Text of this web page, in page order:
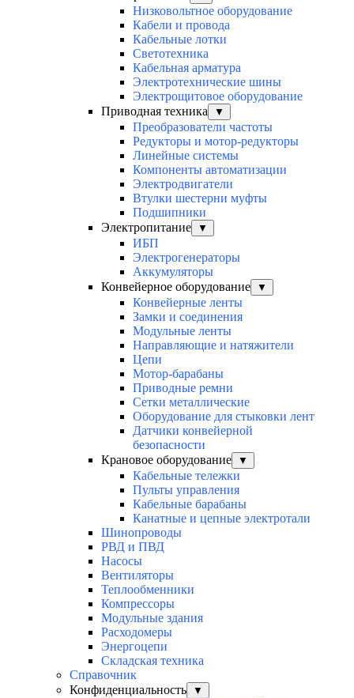
Низковольтное оборудование
Кабели и провода
Кабельные лотки
Светотехника
Кабельная арматура
Электротехнические шины
Электрощитовое оборудование
Приводная техника
▼
Преобразователи частоты
Редукторы и мотор-редукторы
Линейные системы
Компоненты автоматизации
Электродвигатели
Втулки шестерни муфты
Подшипники
Электропитание
▼
ИБП
Электрогенераторы
Аккумуляторы
Конвейерное оборудование
▼
Конвейерные ленты
Замки и соединения
Модульные ленты
Направляющие и натяжители
Цепи
Мотор-барабаны
Приводные ремни
Сетки металлические
Оборудование для стыковки лент
Датчики конвейерной
безопасности
Крановое оборудование
▼
Кабельные тележки
Пульты управления
Кабельные барабаны
Канатные и цепные электротали
Шинопроводы
РВД и ПВД
Насосы
Вентиляторы
Теплообменники
Компрессоры
Модульные здания
Расходомеры
Энергоцепи
Складская техника
Справочник
Конфиденциальность
▼